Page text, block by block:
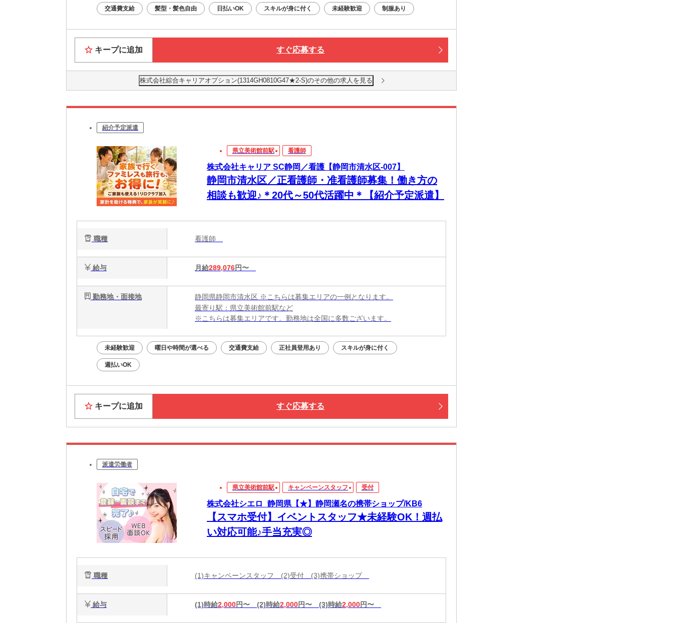
交通費支給 髪型・髪色自由 日払いOK スキルが身に付く 未経験歓迎 制服あり
キープに追加 すぐ応募する
株式会社綜合キャリアオプション(1314GH0810G47★2-S)のその他の求人を見る
紹介予定派遣
県立美術館前駅 看護師
株式会社キャリア SC静岡／看護【静岡市清水区-007】
静岡市清水区／正看護師・准看護師募集！働き方の
相談も歓迎♪＊20代～50代活躍中＊【紹介予定派遣】
職種 看護師
給与 月給289,076円〜
勤務地・面接地
静岡県静岡市清水区 ※こちらは募集エリアの一例となります。
最寄り駅：県立美術館前駅など
※こちらは募集エリアです。勤務地は全国に多数ございます。
未経験歓迎 曜日や時間が選べる 交通費支給 正社員登用あり スキルが身に付く
週払いOK
キープに追加 すぐ応募する
派遣労働者
県立美術館前駅 キャンペーンスタッフ 受付
株式会社シエロ_静岡県【★】静岡瀬名の携帯ショップ/KB6
【スマホ受付】イベントスタッフ★未経験OK！週払
い対応可能♪手当充実◎
職種 (1)キャンペーンスタッフ (2)受付 (3)携帯ショップ
給与 (1)時給2,000円〜 (2)時給2,000円〜 (3)時給2,000円〜